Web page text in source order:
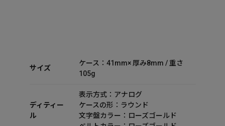
サイズ
ケース：41mm× 厚み8mm / 重さ
105g
ディティー
ル
表示方式：アナログ
ケースの形：ラウンド
文字盤カラー：ローズゴールド